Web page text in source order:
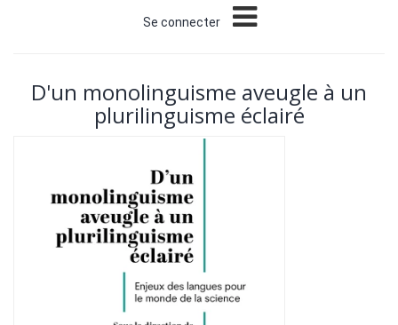
Se connecter
D'un monolinguisme aveugle à un
plurilinguisme éclairé